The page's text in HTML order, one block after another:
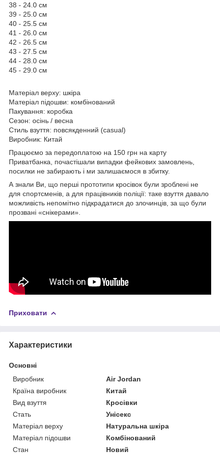
38 - 24.0 см
39 - 25.0 см
40 - 25.5 см
41 - 26.0 см
42 - 26.5 см
43 - 27.5 см
44 - 28.0 см
45 - 29.0 см
Матеріал верху: шкіра
Матеріал підошви: комбінований
Пакування: коробка
Сезон: осінь / весна
Стиль взуття: повсякденний (casual)
Виробник: Китай
Працюємо за передоплатою на 150 грн на карту
Приватбанка, почастішали випадки фейкових замовлень,
посилки не забирають і ми залишаємося в збитку.
А знали Ви, що перші прототипи кросівок були зроблені не
для спортсменів, а для працівників поліції: таке взуття давало
можливість непомітно підкрадатися до злочинців, за що були
прозвані «снікерами».
Приховати
Характеристики
Основні
Виробник
Air Jordan
Країна виробник
Китай
Вид взуття
Кросівки
Стать
Унісекс
Матеріал верху
Натуральна шкіра
Матеріал підошви
Комбінований
Стан
Новий